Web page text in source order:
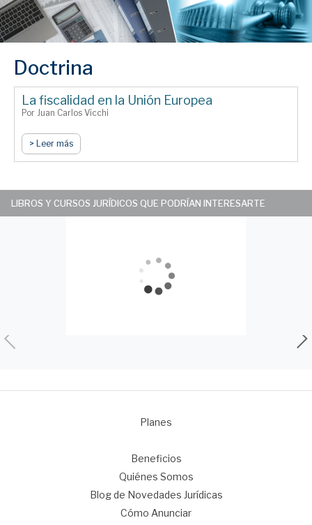
Doctrina
La fiscalidad en la Unión Europea
Por Juan Carlos Vicchi
> Leer más
LIBROS Y CURSOS JURÍDICOS QUE PODRÍAN INTERESARTE
Planes
Beneficios
Quiénes Somos
Blog de Novedades Jurídicas
Cómo Anunciar